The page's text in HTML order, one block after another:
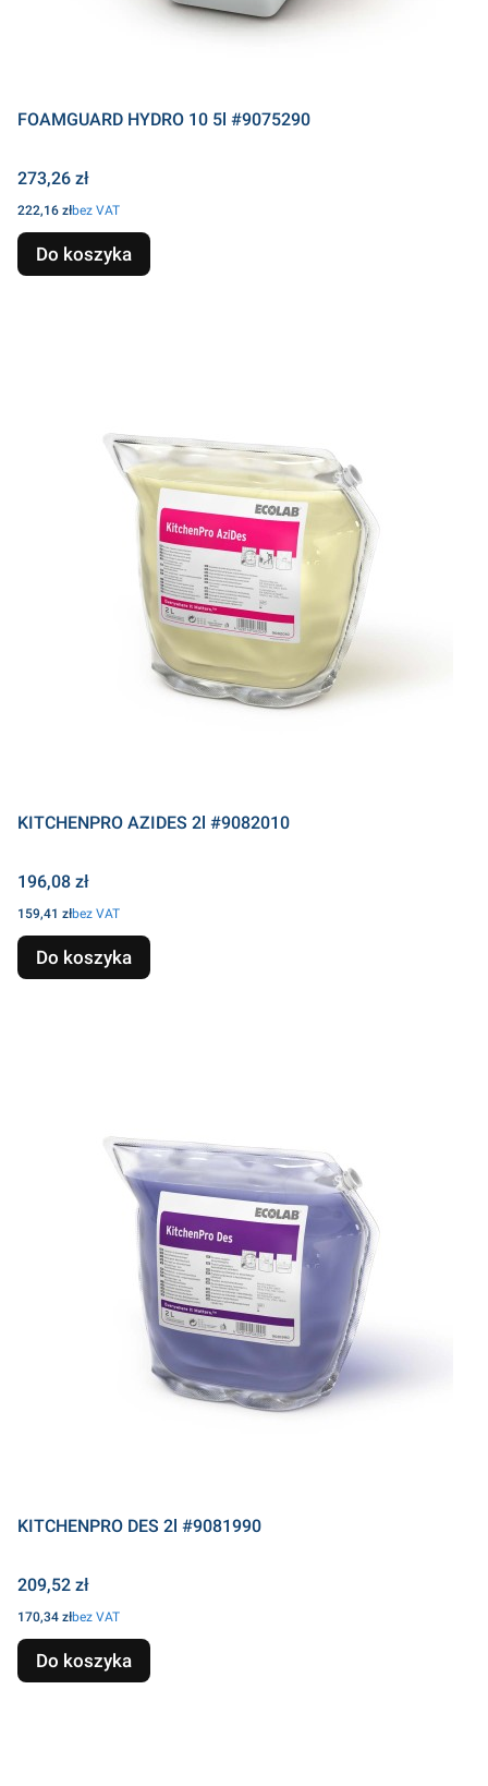
FOAMGUARD HYDRO 10 5l #9075290
Cena
273,26 zł
Cena
222,16 złbez VAT
Do koszyka
KITCHENPRO AZIDES 2l #9082010
Cena
196,08 zł
Cena
159,41 złbez VAT
Do koszyka
KITCHENPRO DES 2l #9081990
Cena
209,52 zł
Cena
170,34 złbez VAT
Do koszyka